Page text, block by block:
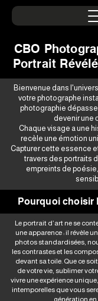
CBO
Portrait
Bienvenue dans
votre photographe
photographie
devenir une
Chaque visage a une
recèle une émotion
Capturer cette essence
travers des portraits
empreints de
Pourquoi choisir
Le portrait d’art ne se
une apparence : il révèle
photos standardisées,
les contrastes et les
devant sa toile. Que ce
de votre vie, sublimer
vivre une expérience
intemporelles que vous
génération